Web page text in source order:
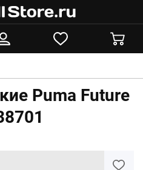
Puma Future